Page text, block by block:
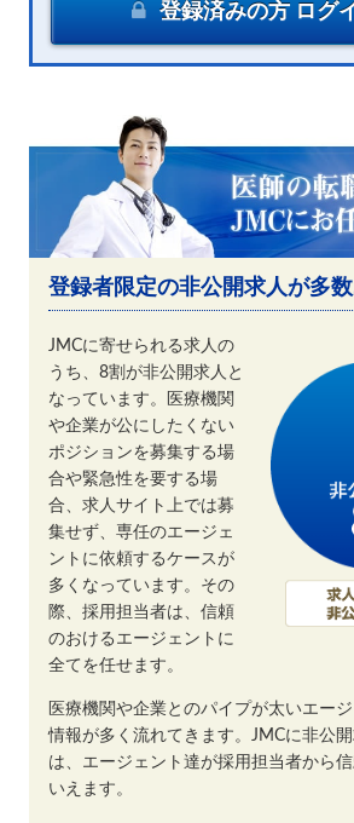
登録済みの方 ログ
登録者限定の非公開求人が多数
JMCに寄せられる求人の
うち、8割が非公開求人と
なっています。医療機関
や企業が公にしたくない
ポジションを募集する場
合や緊急性を要する場
合、求人サイト上では募
集せず、専任のエージェ
ントに依頼するケースが
多くなっています。その
際、採用担当者は、信頼
のおけるエージェントに
全てを任せます。
医療機関や企業とのパイプが太いエー
情報が多く流れてきます。JMCに非公
は、エージェント達が採用担当者から
いえます。